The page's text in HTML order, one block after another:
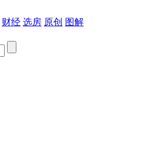
财经 选房 原创 图解